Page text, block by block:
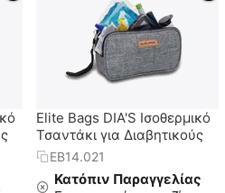
Elite Bags DIA'S Ισοθερμικό
Τσαντάκι για Διαβητικούς
EB14.021
Κατόπιν Παραγγελίας